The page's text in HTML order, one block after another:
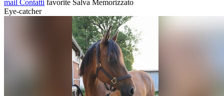
mail Contatti favorite Salva Memorizzato
Eye-catcher